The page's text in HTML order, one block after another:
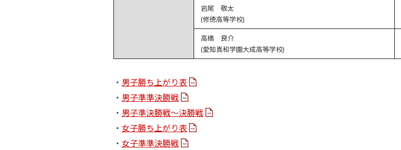
岩尾 敬太
(修徳高等学校)
高橋 良介
(愛知真和学園大成高等学校)
・ 男子勝ち上がり表
・ 男子準準決勝戦
・ 男子準決勝戦～決勝戦
・ 女子勝ち上がり表
・ 女子準準決勝戦